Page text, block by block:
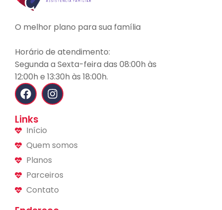
O melhor plano para sua família
Horário de atendimento:
Segunda a Sexta-feira das 08:00h às
12:00h e 13:30h às 18:00h.
Links
Início
Quem somos
Planos
Parceiros
Contato